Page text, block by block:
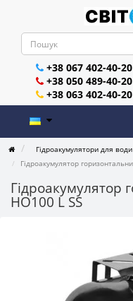
+38 067 402-40-20
+38 050 489-40-20
+38 063 402-40-20
Гідроакумулятори для води
Гідроакумулятор
Гідроакумулятор
HO100 L SS